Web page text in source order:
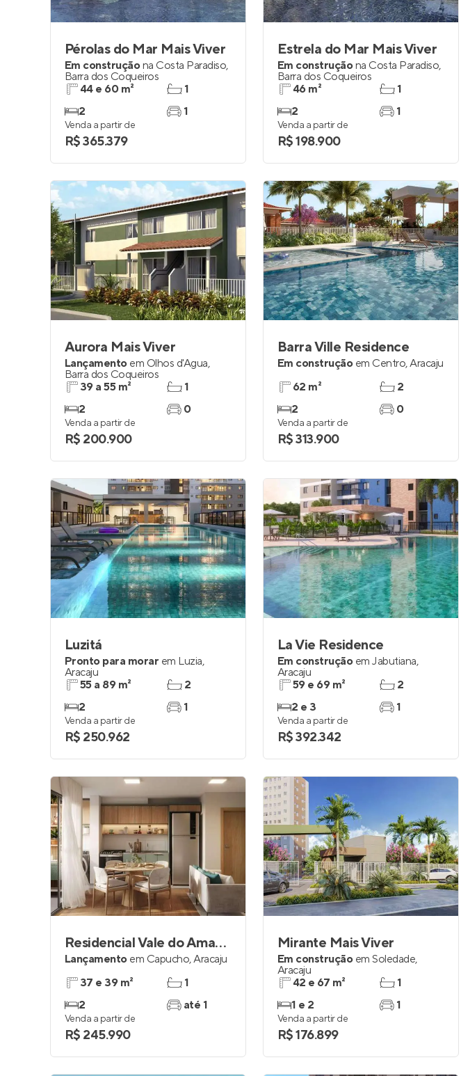
Pérolas do Mar Mais Viver
Em construçãona Costa Paradiso,
Barra dos Coqueiros
44 e 60 m²
2
1
1
Venda a partir de
R$ 365.379
Estrela do Mar Mais Viver
Em construçãona Costa Paradiso,
Barra dos Coqueiros
46 m²
2
1
1
Venda a partir de
R$ 198.900
Aurora Mais Viver
Lançamento em Olhos d'Água,
Barra dos Coqueiros
39 a 55 m²
2
1
0
Venda a partir de
R$ 200.900
Barra Ville Residence
Em construção em Centro,Aracaju
62 m²
2
2
0
Venda a partir de
R$ 313.900
Luzitá
Pronto para morar em Luzia,
Aracaju
55 a 89 m²
2
2
1
Venda a partir de
R$ 250.962
La Vie Residence
Em construção em Jabutiana,
Aracaju
59 e 69 m²
2 e 3
2
1
Venda a partir de
R$ 392.342
Residencial Vale do Amanhecer
Lançamento em Capucho,Aracaju
37 e 39 m²
2
1
até 1
Venda a partir de
R$ 245.990
Mirante Mais Viver
Em construção em Soledade,
Aracaju
42 e 67 m²
1 e 2
1
1
Venda a partir de
R$ 176.899